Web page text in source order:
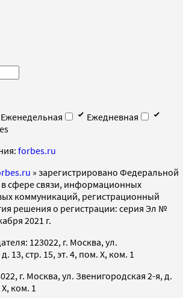
Еженедельная
Ежедневная
forbes.ru
» зарегистрировано Федеральной
сфере связи, информационных
коммуникаций, регистрационный
решения о регистрации: серия Эл №
2021 г.
123022, г. Москва, ул.
13, стр. 15, эт. 4, пом. X, ком. 1
г. Москва, ул. Звенигородская 2-я, д.
ком. 1